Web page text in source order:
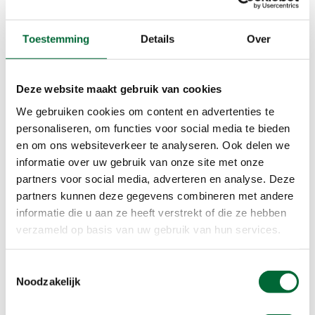
Toestemming Details Over
Deze website maakt gebruik van cookies
We gebruiken cookies om content en advertenties te
personaliseren, om functies voor social media te bieden
en om ons websiteverkeer te analyseren. Ook delen we
informatie over uw gebruik van onze site met onze
partners voor social media, adverteren en analyse. Deze
partners kunnen deze gegevens combineren met andere
informatie die u aan ze heeft verstrekt of die ze hebben
verzameld op basis van uw gebruik van hun services.
Noodzakelijk
wandelaar geconfronteerd met vele bouwstijlen,
hedendaagse en die uit een ver verleden. Langs
de tunnel onder de oostelijke ringweg.
Groninger graslanden
De route gaat nu, min of meer parallel aan het
Boterdiep, over een fietspad naar Zuidwolde. We
lopen stevig door, even tempo maken. Het
stadgedeelte met zijn stoepje op, stoepje af,
heeft het wandeltempo behoorlijk gedrukt.
Zuidwolde wordt alweer de derde stempelpost
inmiddels over enen als we er aankomen en